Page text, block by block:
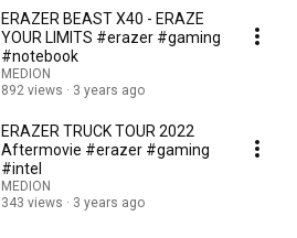
ERAZER BEAST X40 - ERAZE
YOUR LIMITS #erazer #gaming
#notebook
MEDION
892 views
3 years ago
ERAZER TRUCK TOUR 2022
Aftermovie #erazer #gaming
#intel
MEDION
343 views
3 years ago